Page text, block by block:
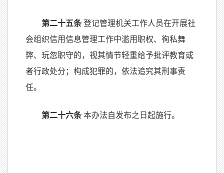
第二十五条登记管理机关工作人员在开展社
会组织信用信息管理工作中滥用职权、徇私舞
弊、玩忽职守的，视其情节轻重给予批评教育或
者行政处分；构成犯罪的，依法追究其刑事责
任。
第二十六条本办法自发布之日起施行。